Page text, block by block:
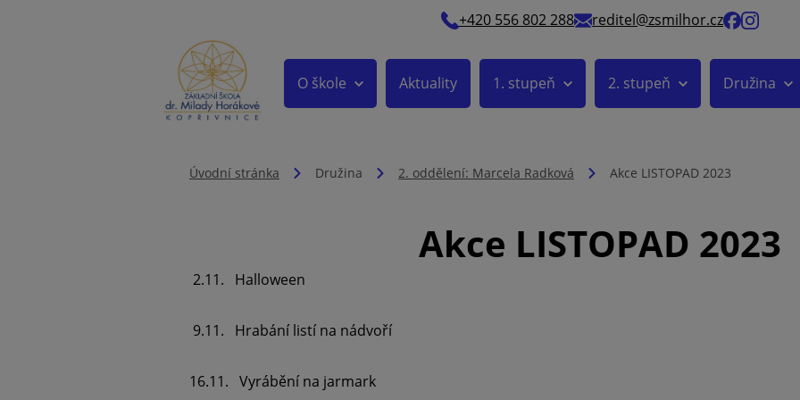
+420 556 802 288 reditel@zsmilhor.cz
O škole Aktuality 1. stupeň 2. stupeň Družina
Úvodní stránka Družina 2. oddělení: Marcela Radková Akce LISTOPAD 2023
Akce LISTOPAD 2023
2.11. Halloween
9.11. Hrabání listí na nádvoří
16.11. Vyrábění na jarmark